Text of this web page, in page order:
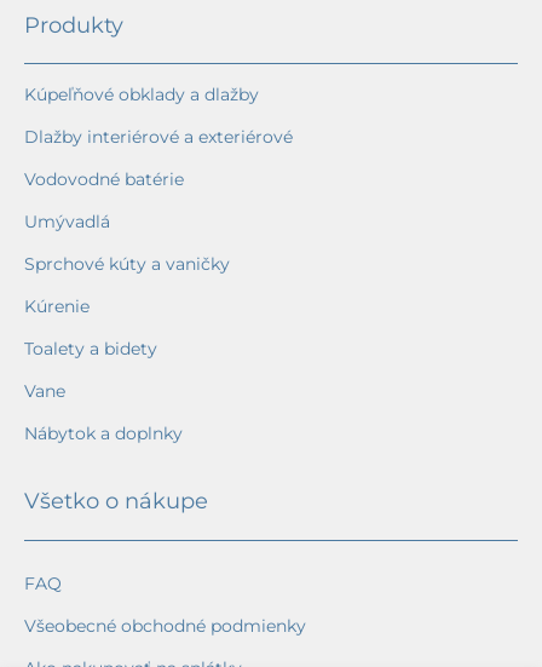
Produkty
Kúpeľňové obklady a dlažby
Dlažby interiérové a exteriérové
Vodovodné batérie
Umývadlá
Sprchové kúty a vaničky
Kúrenie
Toalety a bidety
Vane
Nábytok a doplnky
Všetko o nákupe
FAQ
Všeobecné obchodné podmienky